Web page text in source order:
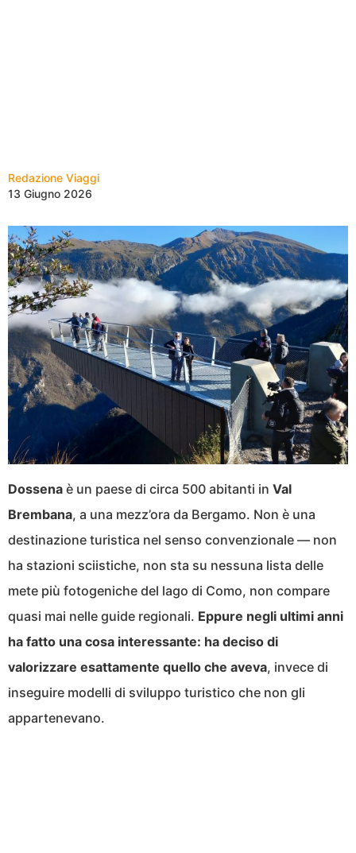
Redazione Viaggi
13 Giugno 2026
Dossena è un paese di circa 500 abitanti in Val
Brembana, a una mezz’ora da Bergamo. Non è una
destinazione turistica nel senso convenzionale — non
ha stazioni sciistiche, non sta su nessuna lista delle
mete più fotogeniche del lago di Como, non compare
quasi mai nelle guide regionali. Eppure negli ultimi anni
ha fatto una cosa interessante: ha deciso di
valorizzare esattamente quello che aveva, invece di
inseguire modelli di sviluppo turistico che non gli
appartenevano.